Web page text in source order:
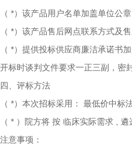
（ *）该产品用户名单加盖单位公章
（ *）该产品售后网点联系方式及售
（ *）提供投标供应商廉洁承诺书
开标时谈判文件要求一正三副，密
四、评标方法
（ *）本次招标采用： 最低价中标
（ * ）院方将 按 临床实际需求
遴
注意事项：